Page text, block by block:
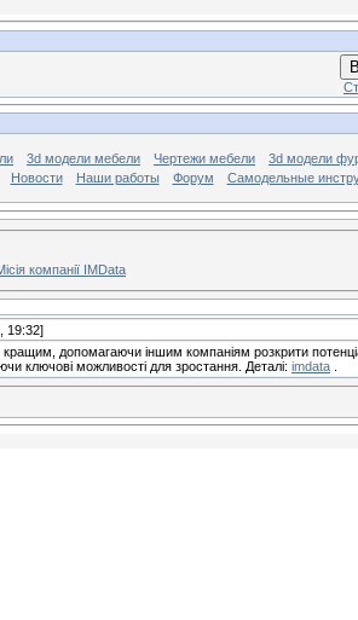
3d модели мебели Чертежи мебели
3d модели
Новости
Наши работы Форум Самодельные
компанії IMData
19:32]
кращим, допомагаючи іншим компаніям розкрити
ключові можливості для зростання. Деталі: imdata